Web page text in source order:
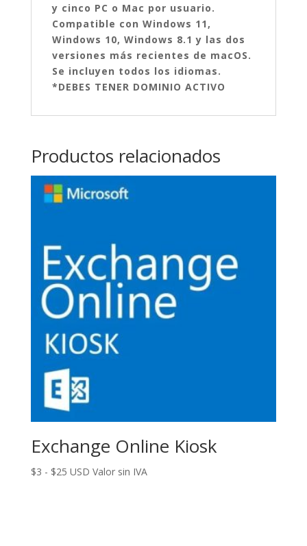
y cinco PC o Mac por usuario.
Compatible con Windows 11,
Windows 10, Windows 8.1 y las dos
versiones más recientes de macOS.
Se incluyen todos los idiomas.
*DEBES TENER DOMINIO ACTIVO
Productos relacionados
Exchange Online Kiosk
$3 - $25Rango
USD Valor sin IVA